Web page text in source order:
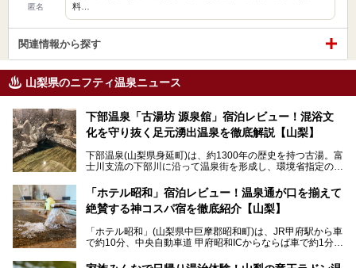
匿名
料…
関連情報から探す
山梨県のニフティ温泉ニュース
下部温泉「古湯坊 源泉舘」宿泊レビュー！混浴文
化を守り抜く足元湧出温泉を徹底解説【山梨】
下部温泉(山梨県身延町)は、約1300年の歴史を持つ古湯。富
士川支流の下部川に沿って温泉街を形成し、環境省指定の国
中でも「古湯坊 源泉舘」は、戦国時代に武田信玄公も療養
したと伝えられる名湯の宿。最大の特徴は、令和の現代にお
いても混浴文化が守られ、老若男女の分け隔て一切無く温泉
向にありますが、「古湯坊 源泉舘」では本来あるべき混浴
の姿が保たれている点に注目すべきでしょう。
「ホテル昭和」宿泊レビュー！温泉通が口を揃えて
絶賛する神コスパ宿を徹底紹介【山梨】
「ホテル昭和」(山梨県中巨摩郡昭和町)は、JR甲府駅から車
で約10分、中央自動車道 甲府昭和ICからならば車で約1分の
から、一人泊でも6,000円台から宿泊可能です。